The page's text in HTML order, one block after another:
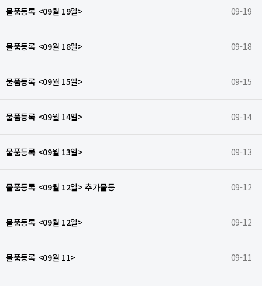
물품등록 <09월 19일> 09-19
물품등록 <09월 18일> 09-18
물품등록 <09월 15일> 09-15
물품등록 <09월 14일> 09-14
물품등록 <09월 13일> 09-13
물품등록 <09월 12일> 추가물등 09-12
물품등록 <09월 12일> 09-12
물품등록 <09월 11> 09-11